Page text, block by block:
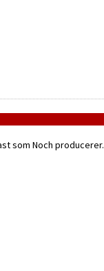
som Noch producerer.